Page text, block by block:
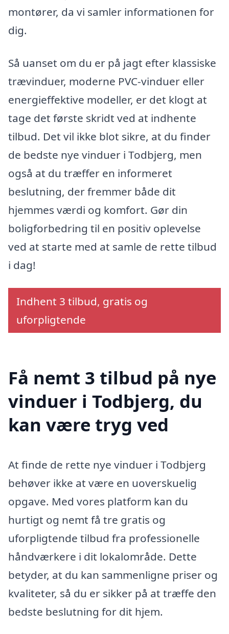
montører, da vi samler informationen for
dig.
Så uanset om du er på jagt efter klassiske
trævinduer, moderne PVC-vinduer eller
energieffektive modeller, er det klogt at
tage det første skridt ved at indhente
tilbud. Det vil ikke blot sikre, at du finder
de bedste nye vinduer i Todbjerg, men
også at du træffer en informeret
beslutning, der fremmer både dit
hjemmes værdi og komfort. Gør din
boligforbedring til en positiv oplevelse
ved at starte med at samle de rette tilbud
i dag!
Indhent 3 tilbud, gratis og
uforpligtende
Få nemt 3 tilbud på nye
vinduer i Todbjerg, du
kan være tryg ved
At finde de rette nye vinduer i Todbjerg
behøver ikke at være en uoverskuelig
opgave. Med vores platform kan du
hurtigt og nemt få tre gratis og
uforpligtende tilbud fra professionelle
håndværkere i dit lokalområde. Dette
betyder, at du kan sammenligne priser og
kvaliteter, så du er sikker på at træffe den
bedste beslutning for dit hjem.